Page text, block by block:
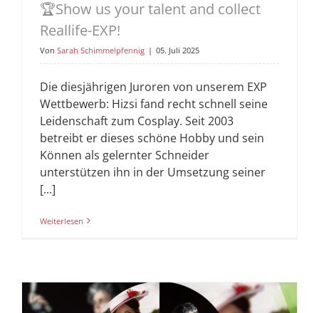
🏆Show us your talent and collect
Reallife-EXP!
Von Sarah Schimmelpfennig | 05. Juli 2025
Die diesjährigen Juroren von unserem EXP
Wettbewerb: Hizsi fand recht schnell seine
Leidenschaft zum Cosplay. Seit 2003
betreibt er dieses schöne Hobby und sein
Können als gelernter Schneider
unterstützen ihn in der Umsetzung seiner
[...]
Weiterlesen